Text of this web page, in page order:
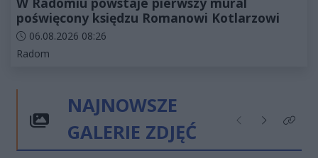
poświęcony księdzu Romanowi Kotlarzowi
Data dodania artykułu:
06.08.2026 08:26
Kategorie artykułu:
Radom
NAJNOWSZE
GALERIE ZDJĘĆ
Poprzednie
NastępneKliknij